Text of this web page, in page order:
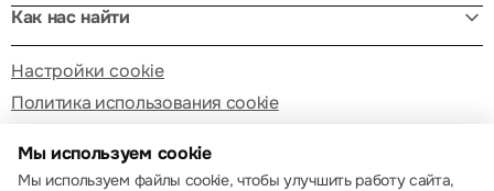
Как нас найти
Настройки cookie
Политика использования cookie
Мы используем cookie
Мы используем файлы cookie, чтобы улучшить работу сайта,